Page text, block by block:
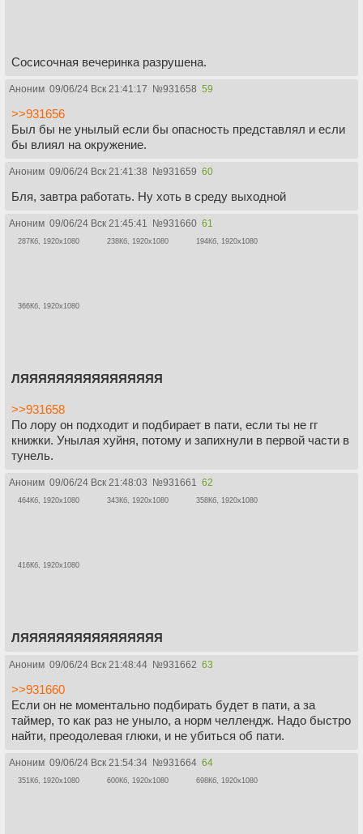
Сосисочная вечеринка разрушена.
Аноним 09/06/24 Вск 21:41:17 №931658 59
>>931656
Был бы не унылый если бы опасность представлял и если
бы влиял на окружение.
Аноним 09/06/24 Вск 21:41:38 №931659 60
Бля, завтра работать. Ну хоть в среду выходной
Аноним 09/06/24 Вск 21:45:41 №931660 61
287Кб, 1920x1080 238Кб, 1920x1080 194Кб, 1920x1080
366Кб, 1920x1080
ЛЯЯЯЯЯЯЯЯЯЯЯЯЯЯЯЯ
>>931658
По лору он подходит и подбирает в пати, если ты не гг
книжки. Унылая хуйня, потому и запихнули в первой части в
тунель.
Аноним 09/06/24 Вск 21:48:03 №931661 62
464Кб, 1920x1080 343Кб, 1920x1080 358Кб, 1920x1080
416Кб, 1920x1080
ЛЯЯЯЯЯЯЯЯЯЯЯЯЯЯЯЯ
Аноним 09/06/24 Вск 21:48:44 №931662 63
>>931660
Если он не моментально подбирать будет в пати, а за
таймер, то как раз не уныло, а норм челлендж. Надо быстро
найти, преодолевая глюки, и не убиться об пати.
Аноним 09/06/24 Вск 21:54:34 №931664 64
351Кб, 1920x1080 600Кб, 1920x1080 698Кб, 1920x1080